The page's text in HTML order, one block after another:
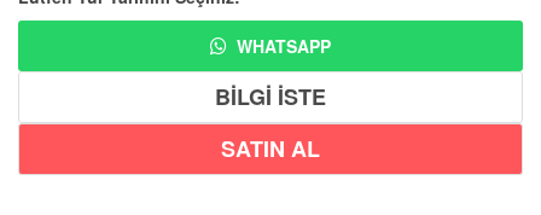
WHATSAPP
BİLGİ İSTE